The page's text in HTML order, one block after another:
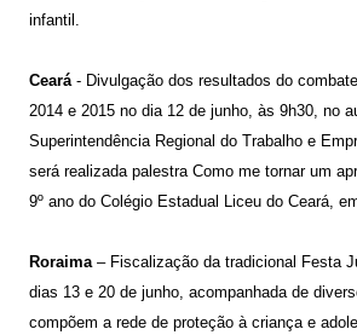
infantil.
Ceará - Divulgação dos resultados do
2014 e 2015 no dia 12 de junho, às 9h30, no
Superintendência Regional do Trabalho e
será realizada palestra Como me tornar um
9º ano do Colégio Estadual Liceu do Ceará,
Roraima– Fiscalização da tradicional Festa
dias 13 e 20 de junho, acompanhada de
compõem a rede de proteção à criança e